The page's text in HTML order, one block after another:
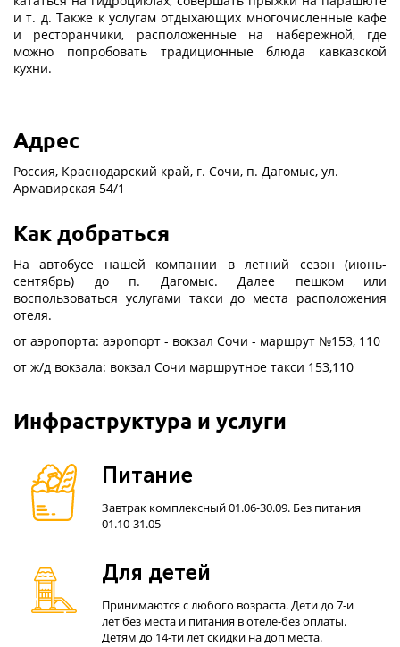
и т. д. Также к услугам отдыхающих многочисленные кафе
и ресторанчики, расположенные на набережной, где
можно попробовать традиционные блюда кавказской
кухни.
Адрес
Россия, Краснодарский край, г. Сочи, п. Дагомыс, ул.
Армавирская 54/1
Как добраться
На автобусе нашей компании в летний сезон (июнь-
сентябрь) до п. Дагомыс. Далее пешком или
воспользоваться услугами такси до места расположения
отеля.
от аэропорта: аэропорт - вокзал Сочи - маршрут №153, 110
от ж/д вокзала: вокзал Сочи маршрутное такси 153,110
Инфраструктура и услуги
Питание
Завтрак комплексный 01.06-30.09. Без питания
01.10-31.05
Для детей
Принимаются с любого возраста. Дети до 7-и
лет без места и питания в отеле-без оплаты.
Детям до 14-ти лет скидки на доп места.